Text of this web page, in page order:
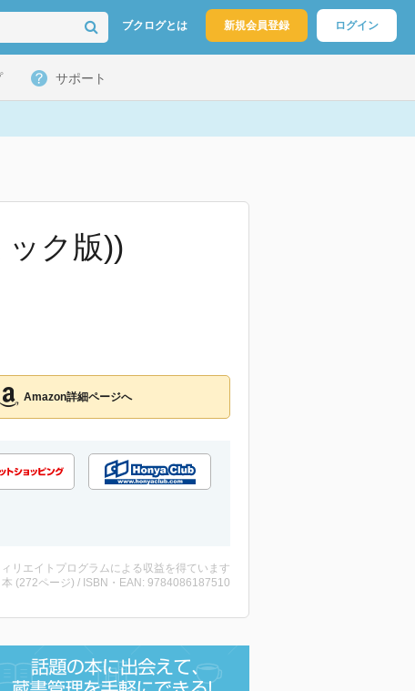
ブクログとは 新規会員登録 ログイン
サポート
ック版))
Amazon詳細ページへ
リエイトプログラムによる収益を得ています
(272ページ) / ISBN・EAN: 9784086187510